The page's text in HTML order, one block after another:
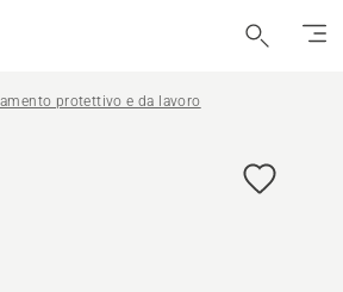
protettivo e da lavoro